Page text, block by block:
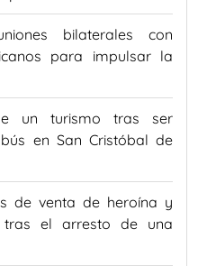
bilaterales con
para impulsar la
un turismo tras ser
en San Cristóbal de
de venta de heroína y
tras el arresto de una